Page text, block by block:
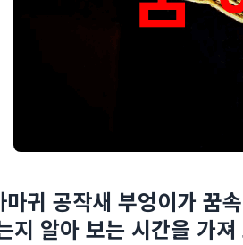
귀 공작새 부엉이가 꿈
지 알아 보는 시간을 가